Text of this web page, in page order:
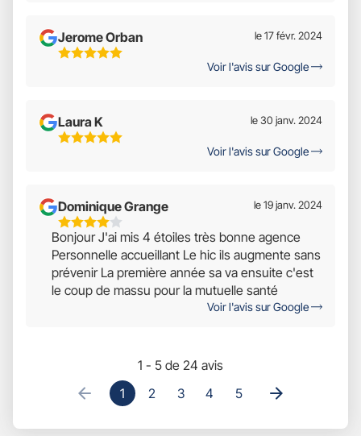
Jerome Orban
5
le 17 févr. 2024
Voir l'avis sur Google
Laura K
5
le 30 janv. 2024
Voir l'avis sur Google
Dominique Grange
4
Étoiles
Sur
5
le 19 janv. 2024
Bonjour J'ai mis 4 étoiles très bonne agence
Personnelle accueillant Le hic ils augmente sans
prévenir La première année sa va ensuite c'est
le coup de massu pour la mutuelle santé
Voir l'avis sur Google
1 - 5 de 24 avis
1
2 3 4 5